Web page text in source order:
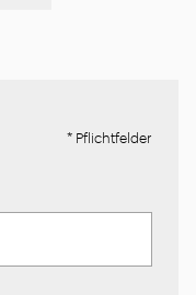
* Pflichtfelder